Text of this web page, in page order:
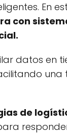
En
con
datos en
de